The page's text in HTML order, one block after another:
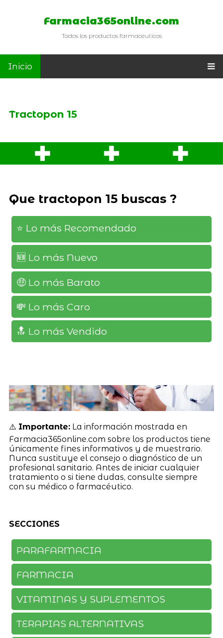
Farmacia365online.com
Todos los productos farmaceuticos
Inicio
Tractopon 15
Que tractopon 15 buscas ?
⭐️ Lo más Recomendado
🆕️ Lo más Nuevo
🤑 Lo más Barato
💸 Lo más Caro
🔝 Lo más Vendido
⚠️ Importante:La información mostrada en
Farmacia365online.com sobre los productos tiene
únicamente fines informativos y de muestrario.
Nunca sustituye el consejo o diagnóstico de un
profesional sanitario. Antes de iniciar cualquier
tratamiento o si tiene dudas, consulte siempre
con su médico o farmacéutico.
SECCIONES
PARAFARMACIA
FARMACIA
VITAMINAS Y SUPLEMENTOS
TERAPIAS ALTERNATIVAS